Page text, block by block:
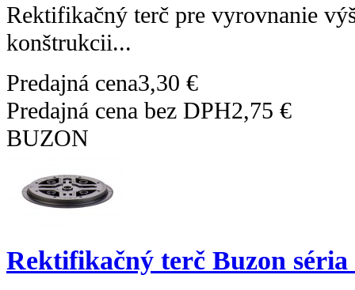
Rektifikačný terč pre vyrovnanie
konštrukcii...
Predajná cena3,30 €
Predajná cena bez DPH2,75 €
BUZON
Rektifikačný terč Buzon séria